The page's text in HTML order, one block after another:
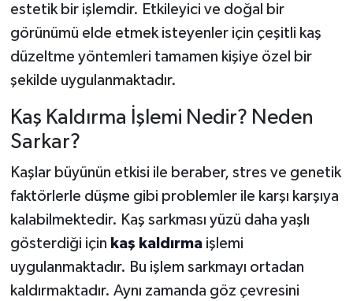
estetik bir işlemdir. Etkileyici ve doğal bir
görünümü elde etmek isteyenler için çeşitli kaş
düzeltme yöntemleri tamamen kişiye özel bir
şekilde uygulanmaktadır.
Kaş Kaldırma İşlemi Nedir? Neden
Sarkar?
Kaşlar büyünün etkisi ile beraber, stres ve genetik
faktörlerle düşme gibi problemler ile karşı karşıya
kalabilmektedir. Kaş sarkması yüzü daha yaşlı
gösterdiği için kaş kaldırmaişlemi
uygulanmaktadır. Bu işlem sarkmayı ortadan
kaldırmaktadır. Aynı zamanda göz çevresini